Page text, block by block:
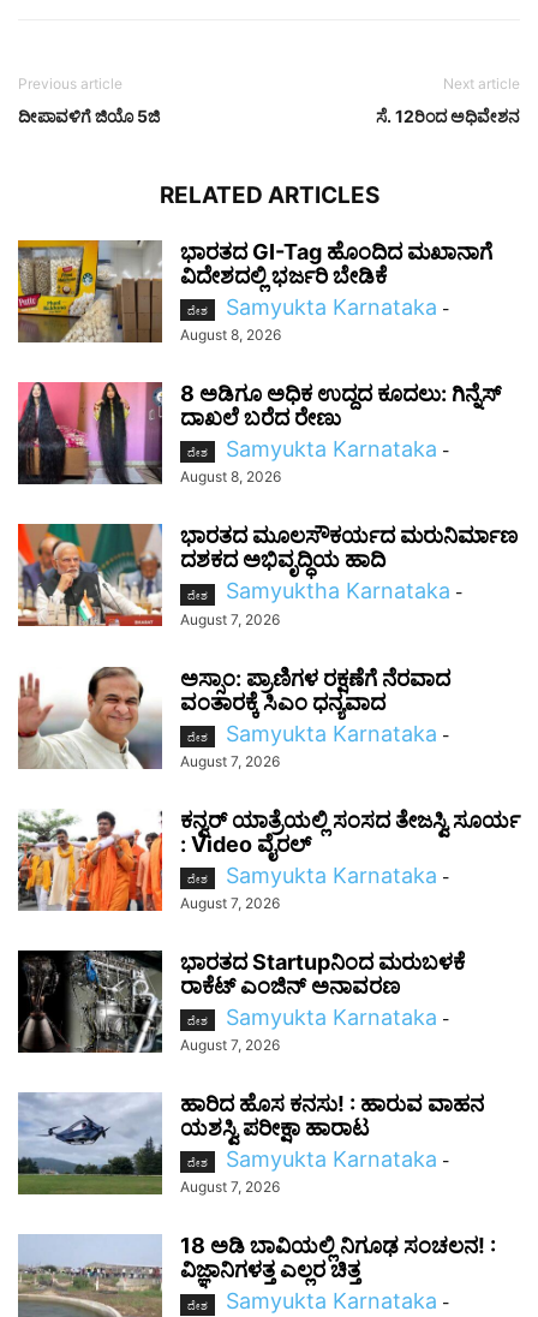
Previous article
ದೀಪಾವಳಿಗೆ ಜಿಯೊ 5ಜಿ
Next article
ಸೆ. 12ರಿಂದ ಅಧಿವೇಶನ
RELATED ARTICLES
ಭಾರತದ GI-Tag ಹೊಂದಿದ ಮಖಾನಾಗೆ
ವಿದೇಶದಲ್ಲಿ ಭರ್ಜರಿ ಬೇಡಿಕೆ
ದೇಶ Samyukta Karnataka -
August 8, 2026
8 ಅಡಿಗೂ ಅಧಿಕ ಉದ್ದದ ಕೂದಲು: ಗಿನ್ನೆಸ್
ದಾಖಲೆ ಬರೆದ ರೇಣು
ದೇಶ Samyukta Karnataka -
August 8, 2026
ಭಾರತದ ಮೂಲಸೌಕರ್ಯದ ಮರುನಿರ್ಮಾಣ
ದಶಕದ ಅಭಿವೃದ್ಧಿಯ ಹಾದಿ
ದೇಶ Samyuktha Karnataka -
August 7, 2026
ಅಸ್ಸಾಂ: ಪ್ರಾಣಿಗಳ ರಕ್ಷಣೆಗೆ ನೆರವಾದ
ವಂತಾರಕ್ಕೆ ಸಿಎಂ ಧನ್ಯವಾದ
ದೇಶ Samyukta Karnataka -
August 7, 2026
ಕನ್ವರ್ ಯಾತ್ರೆಯಲ್ಲಿ ಸಂಸದ ತೇಜಸ್ವಿ ಸೂರ್ಯ
: Video ವೈರಲ್‌
ದೇಶ Samyukta Karnataka -
August 7, 2026
ಭಾರತದ Startupನಿಂದ ಮರುಬಳಕೆ
ರಾಕೆಟ್ ಎಂಜಿನ್ ಅನಾವರಣ
ದೇಶ Samyukta Karnataka -
August 7, 2026
ಹಾರಿದ ಹೊಸ ಕನಸು! : ಹಾರುವ ವಾಹನ
ಯಶಸ್ವಿ ಪರೀಕ್ಷಾ ಹಾರಾಟ
ದೇಶ Samyukta Karnataka -
August 7, 2026
18 ಅಡಿ ಬಾವಿಯಲ್ಲಿ ನಿಗೂಢ ಸಂಚಲನ! :
ವಿಜ್ಞಾನಿಗಳತ್ತ ಎಲ್ಲರ ಚಿತ್ತ
ದೇಶ Samyukta Karnataka -